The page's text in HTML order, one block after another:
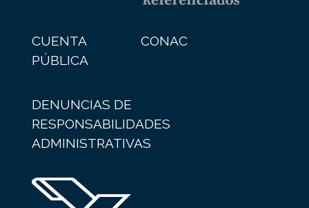
CUENTA
PÚBLICA
CONAC
DENUNCIAS DE
RESPONSABILIDADES
ADMINISTRATIVAS